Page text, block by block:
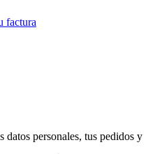
factura
datos personales, tus pedidos y